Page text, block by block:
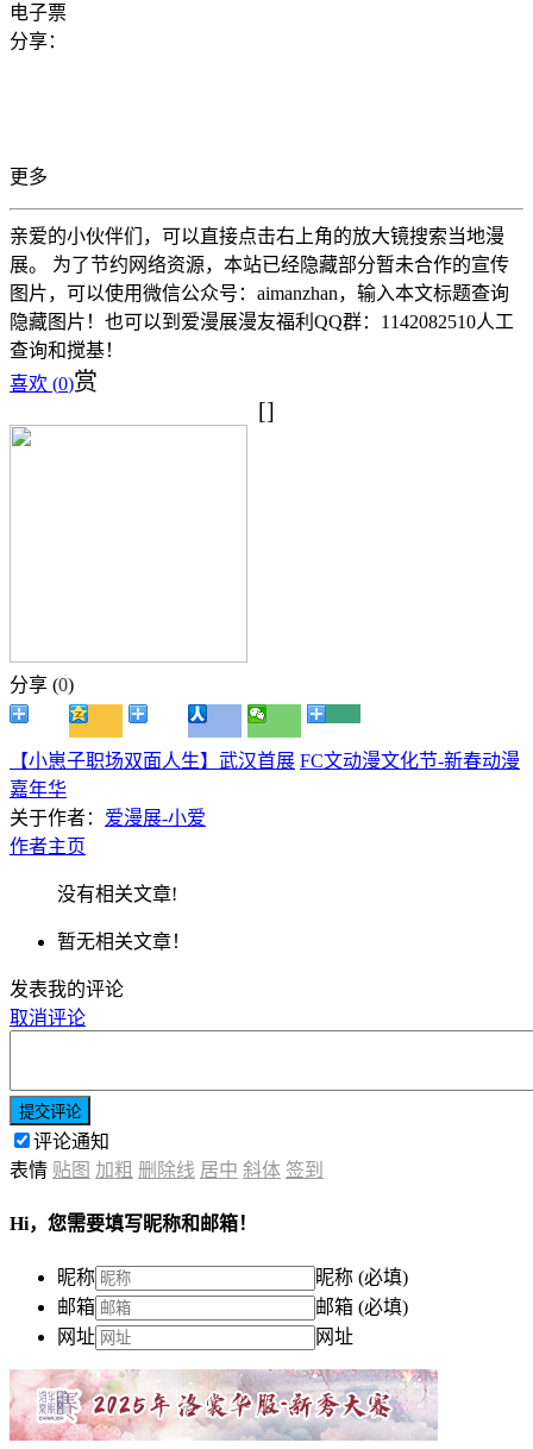
电子票
分享：
更多
亲爱的小伙伴们，可以直接点击右上角的放大镜搜索当地漫
展。 为了节约网络资源，本站已经隐藏部分暂未合作的宣传
图片，可以使用微信公众号：aimanzhan，输入本文标题查询
隐藏图片！也可以到爱漫展漫友福利QQ群：1142082510人工
查询和搅基！
喜欢 (0)赏
[]
分享 (0)
【小崽子职场双面人生】武汉首展 FC文动漫文化节-新春动漫
嘉年华
关于作者： 爱漫展-小爱
作者主页
没有相关文章!
暂无相关文章！
发表我的评论
取消评论
提交评论
评论通知
表情 贴图 加粗 删除线 居中 斜体 签到
Hi，您需要填写昵称和邮箱！
昵称
昵称 (必填)
邮箱
邮箱 (必填)
网址
网址